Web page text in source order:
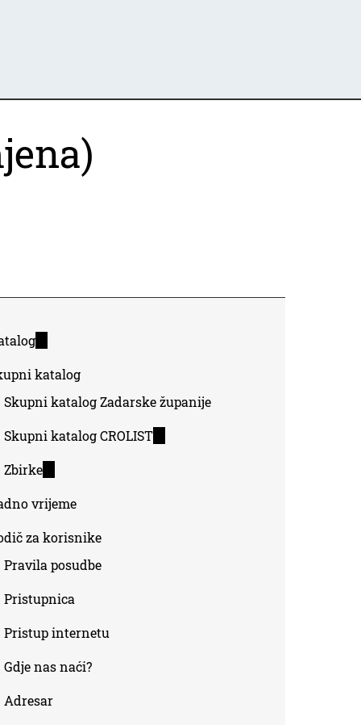
(link
external)
katalog
Skupni katalog Zadarske županije
Skupni katalog CROLIST(link
Zbirke(link
external)
vrijeme
za korisnike
Pravila posudbe
Pristupnica
Pristup internetu
Gdje nas naći?
Adresar